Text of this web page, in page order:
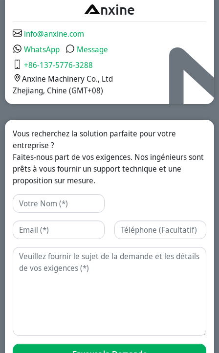
solutions à
libération
immédiate, à
prolongée.
A nxine
info@anxine.com
WhatsApp
Message
+86-137-5776-3288
Anxine Machinery Co., Ltd
Zhejiang, Chine (GMT+08)
Vous recherchez la solution parfaite pour votre
entreprise ?
Faites-nous part de vos exigences. Nos ingénieurs sont
prêts à vous fournir un support technique et une
proposition sur mesure.
Nom
Email Téléphone
Demande